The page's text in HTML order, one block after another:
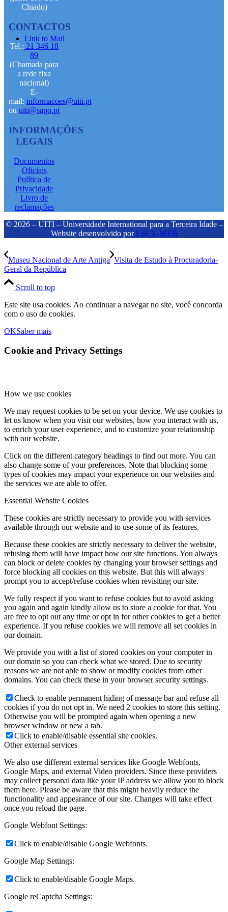
Link to Mail
Chiado)
CONTACTOS
Tel.: 21 346 18
89
(Chamada para
a rede fixa
nacional)
E-
mail: informacoes@uiti.pt
ouuiti@sapo.pt
INFORMAÇÕES
LEGAIS
Documentos
Oficiais
Política de
Privacidade
Livro de
reclamações
© 2026 – UITI – Universidade International para a Terceira Idade –
Website desenvolvido por LSLX-WEB
Museu Nacional de Arte Antiga Visita de Estudo à Procuradoria-
Geral da República
Scroll to top
Este site usa cookies. Ao continuar a navegar no site, você concorda
com o uso de cookies.
OKSaber mais
Cookie and Privacy Settings
How we use cookies
We may request cookies to be set on your device. We use cookies to
let us know when you visit our websites, how you interact with us,
to enrich your user experience, and to customize your relationship
with our website.
Click on the different category headings to find out more. You can
also change some of your preferences. Note that blocking some
types of cookies may impact your experience on our websites and
the services we are able to offer.
Essential Website Cookies
These cookies are strictly necessary to provide you with services
available through our website and to use some of its features.
Because these cookies are strictly necessary to deliver the website,
refusing them will have impact how our site functions. You always
can block or delete cookies by changing your browser settings and
force blocking all cookies on this website. But this will always
prompt you to accept/refuse cookies when revisiting our site.
We fully respect if you want to refuse cookies but to avoid asking
you again and again kindly allow us to store a cookie for that. You
are free to opt out any time or opt in for other cookies to get a better
experience. If you refuse cookies we will remove all set cookies in
our domain.
We provide you with a list of stored cookies on your computer in
our domain so you can check what we stored. Due to security
reasons we are not able to show or modify cookies from other
domains. You can check these in your browser security settings.
Check to enable permanent hiding of message bar and refuse all
cookies if you do not opt in. We need 2 cookies to store this setting.
Otherwise you will be prompted again when opening a new
browser window or new a tab.
Click to enable/disable essential site cookies.
Other external services
We also use different external services like Google Webfonts,
Google Maps, and external Video providers. Since these providers
may collect personal data like your IP address we allow you to block
them here. Please be aware that this might heavily reduce the
functionality and appearance of our site. Changes will take effect
once you reload the page.
Google Webfont Settings:
Click to enable/disable Google Webfonts.
Google Map Settings:
Click to enable/disable Google Maps.
Google reCaptcha Settings: